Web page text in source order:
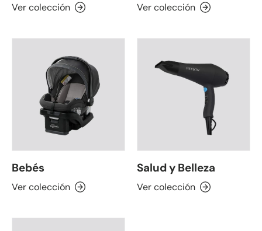
Ver colección Ver colección
Bebés
Ver colección
Salud y Belleza
Ver colección